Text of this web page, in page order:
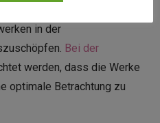
in der
Bei der
werden, dass die Werke
optimale Betrachtung zu